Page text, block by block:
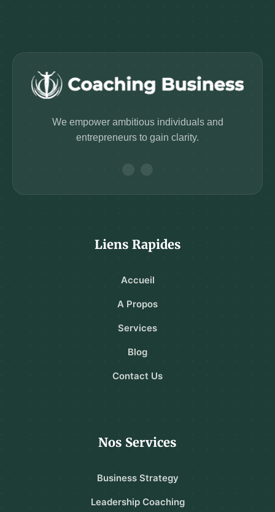
We empower ambitious individuals and
entrepreneurs to gain clarity.
Liens Rapides
Accueil
A Propos
Services
Blog
Contact Us
Nos Services
Business Strategy
Leadership Coaching